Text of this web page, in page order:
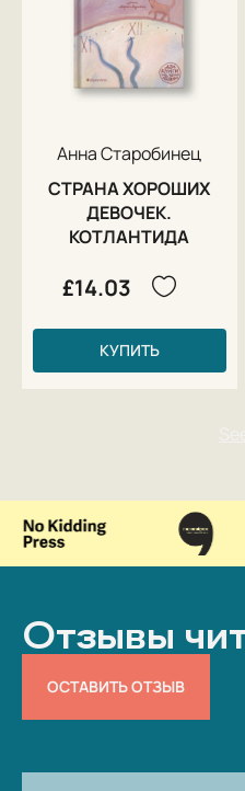
Анна Старобинец
СТРАНА ХОРОШИХ
ДЕВОЧЕК.
КОТЛАНТИДА
£14.03
КУПИТЬ
Отзывы
ОСТАВИТЬ ОТЗЫВ